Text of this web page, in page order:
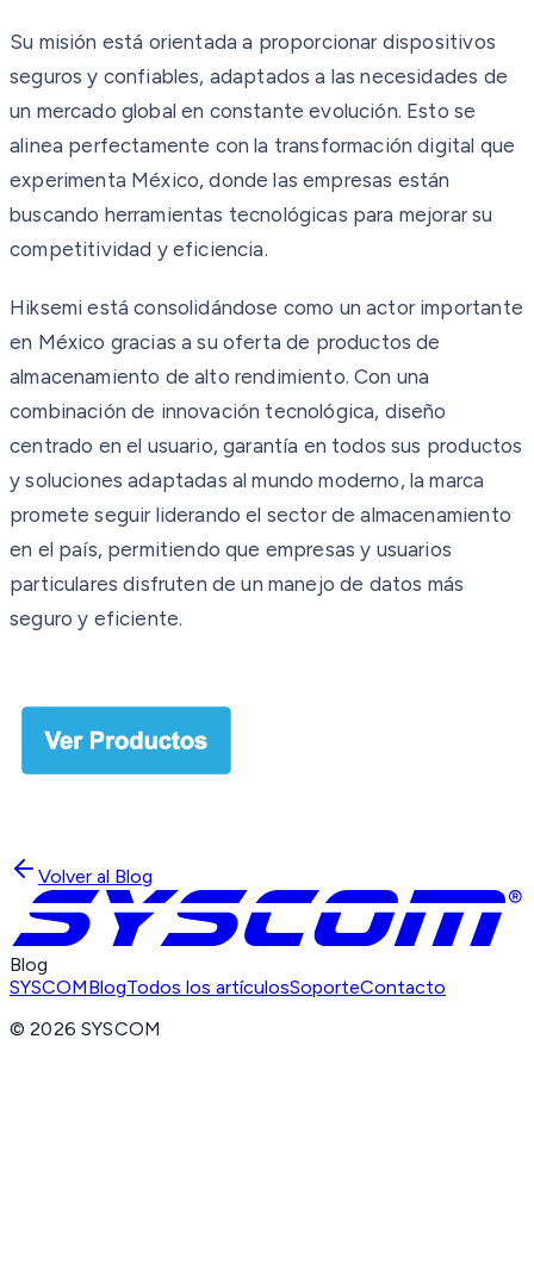
Su misión está orientada a proporcionar dispositivos
seguros y confiables, adaptados a las necesidades de
un mercado global en constante evolución. Esto se
alinea perfectamente con la transformación digital que
experimenta México, donde las empresas están
buscando herramientas tecnológicas para mejorar su
competitividad y eficiencia.
Hiksemi está consolidándose como un actor importante
en México gracias a su oferta de productos de
almacenamiento de alto rendimiento. Con una
combinación de innovación tecnológica, diseño
centrado en el usuario, garantía en todos sus productos
y soluciones adaptadas al mundo moderno, la marca
promete seguir liderando el sector de almacenamiento
en el país, permitiendo que empresas y usuarios
particulares disfruten de un manejo de datos más
seguro y eficiente.
Volver al Blog
Blog
SYSCOMBlogTodos los artículosSoporteContacto
©2026 SYSCOM